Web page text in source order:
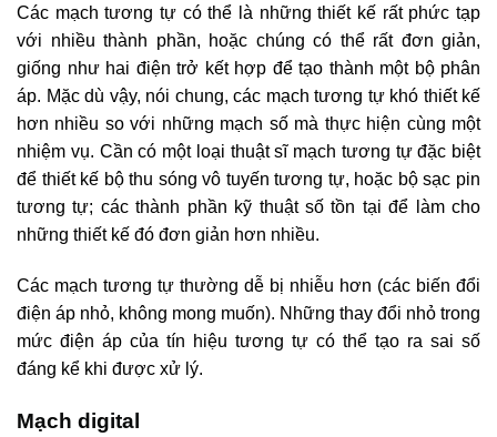
Các mạch tương tự có thể là những thiết kế rất phức tạp
với nhiều thành phần, hoặc chúng có thể rất đơn giản,
giống như hai điện trở kết hợp để tạo thành một bộ phân
áp. Mặc dù vậy, nói chung, các mạch tương tự khó thiết kế
hơn nhiều so với những mạch số mà thực hiện cùng một
nhiệm vụ. Cần có một loại thuật sĩ mạch tương tự đặc biệt
để thiết kế bộ thu sóng vô tuyến tương tự, hoặc bộ sạc pin
tương tự; các thành phần kỹ thuật số tồn tại để làm cho
những thiết kế đó đơn giản hơn nhiều.
Các mạch tương tự thường dễ bị nhiễu hơn (các biến đổi
điện áp nhỏ, không mong muốn). Những thay đổi nhỏ trong
mức điện áp của tín hiệu tương tự có thể tạo ra sai số
đáng kể khi được xử lý.
Mạch digital